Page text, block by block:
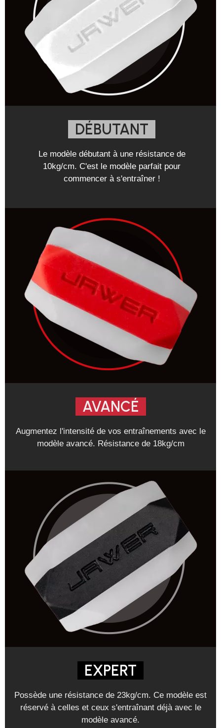
DÉBUTANT
Le modèle débutant à une résistance de
10kg/cm. C'est le modèle parfait pour
commencer à s'entraîner !
AVANCÉ
Augmentez l'intensité de vos entraînements avec le
modèle avancé. Résistance de 18kg/cm
EXPERT
Possède une résistance de 23kg/cm. Ce modèle est
réservé à celles et ceux s'entraînant déjà avec le
modèle avancé.